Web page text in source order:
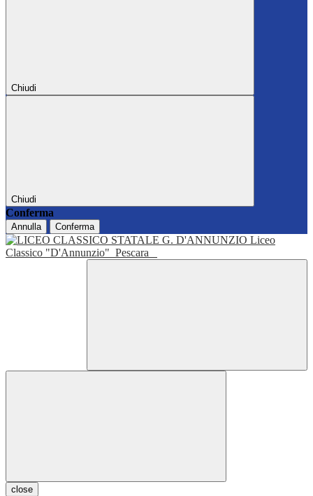
Chiudi
Chiudi
Conferma
Annulla Conferma
Liceo
Classico "D'Annunzio" Pescara
close